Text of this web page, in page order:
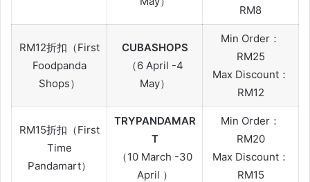
RM8
RM12折扣（First
Foodpanda
Shops）
CUBASHOPS
（6 April -4
May）
Min Order：
RM25
Max Discount：
RM12
RM15折扣（First
Time
Pandamart）
TRYPANDAMAR
T
（10 March -30
April ）
Min Order：
RM20
Max Discount：
RM15